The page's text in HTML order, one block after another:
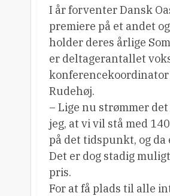
I år forventer Dansk
premiere på et andet
holder deres årlige
er deltagerantallet
Rudehøj.
– Lige nu strømmer
jeg, at vi vil stå med
på det tidspunkt, og
Det er dog stadig
pris.
For at få plads til alle